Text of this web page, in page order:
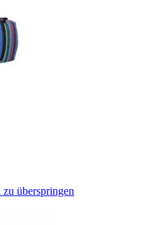
überspringen